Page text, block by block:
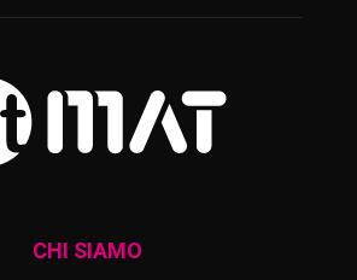
CHI SIAMO